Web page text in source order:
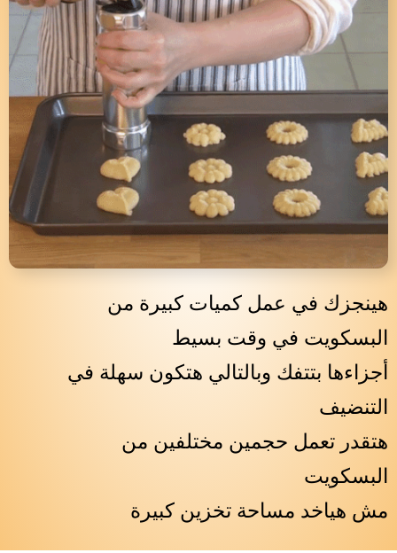
هينجزك في عمل كميات كبيرة من
البسكويت في وقت بسيط
أجزاءها بتتفك وبالتالي هتكون سهلة في
التنضيف
هتقدر تعمل حجمين مختلفين من
البسكويت
مش هياخد مساحة تخزين كبيرة